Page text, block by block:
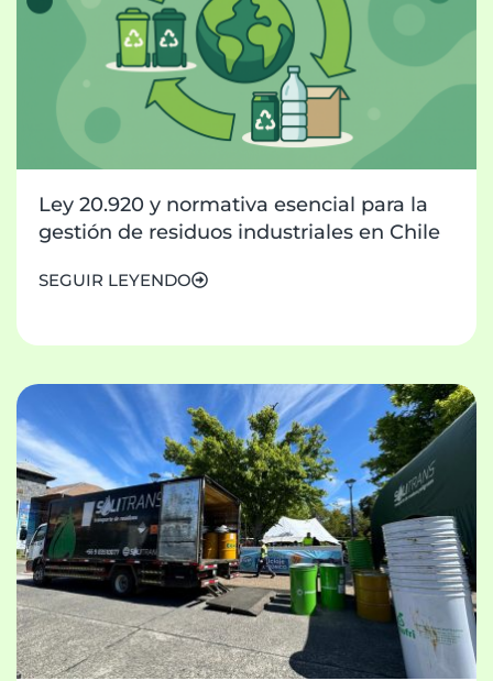
Ley 20.920 y normativa esencial para la
gestión de residuos industriales en Chile
SEGUIR LEYENDO